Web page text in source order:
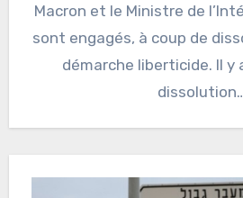
Macron et le Ministre de
sont engagés, à coup de
démarche liberticide. Il y